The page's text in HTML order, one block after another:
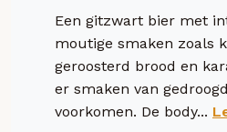
Een gitzwart bier met
moutige smaken zoals
geroosterd brood en
er smaken van
voorkomen. De body...